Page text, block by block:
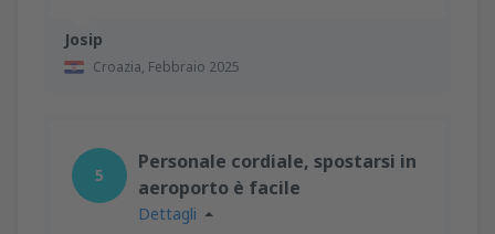
Josip
Croazia, Febbraio 2025
5
Personale cordiale, spostarsi in
aeroporto è facile
Dettagli